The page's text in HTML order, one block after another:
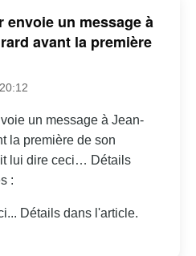
envoie un message à
avant la première
un message à Jean-
la première de son
lui dire ceci… Détails
:
Détails dans l'article.